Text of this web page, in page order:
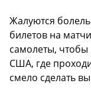
Жалуются
билетов на
самолеты,
США, где
смело сделать